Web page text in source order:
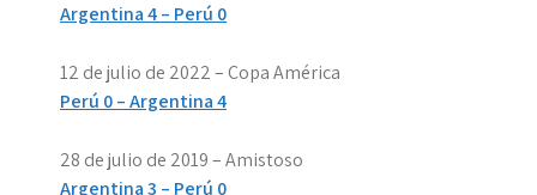
Argentina 4 – Perú 0
12 de julio de 2022 – Copa América
Perú 0 – Argentina 4
28 de julio de 2019 – Amistoso
Argentina 3 – Perú 0